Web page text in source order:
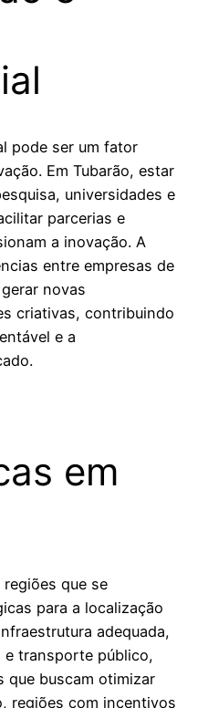
pode ser um fator
Em Tubarão, estar
universidades e
parcerias e
a inovação. A
entre empresas de
novas
criativas, contribuindo
e a
em
que se
para a localização
adequada,
e transporte público,
que buscam otimizar
regiões com incentivos